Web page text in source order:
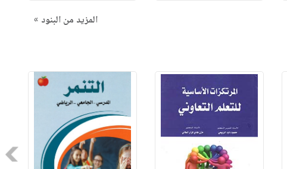
المزيد من البنود »